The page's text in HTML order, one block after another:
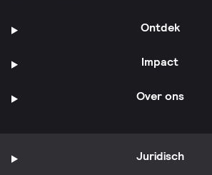
Ontdek
Impact
Over ons
Juridisch